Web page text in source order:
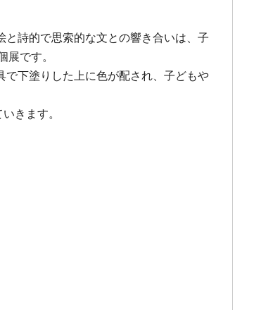
と詩的で思索的な文との響き合いは、子
展です。
下塗りした上に色が配され、子どもや
きます。